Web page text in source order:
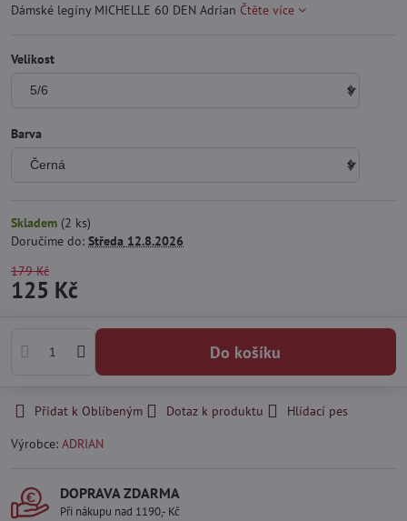
Dámské legíny MICHELLE 60 DEN Adrian Čtěte více
Velikost
Barva
Skladem (2 ks)
Doručíme do: Středa 12.8.2026
179 Kč
125 Kč
Do košíku
Přidat k Oblíbeným Dotaz k produktu
Hlídací pes
Výrobce: ADRIAN
DOPRAVA ZDARMA
Při nákupu nad 1190,- Kč